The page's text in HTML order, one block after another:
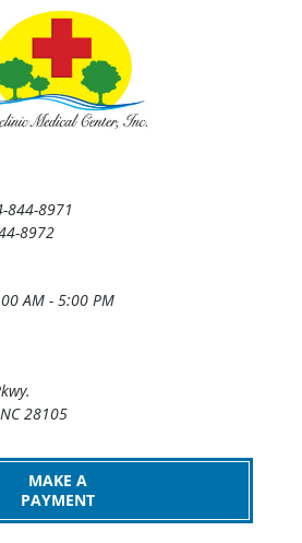
844-8971
8972
AM - 5:00 PM
28105
MAKE A
PAYMENT